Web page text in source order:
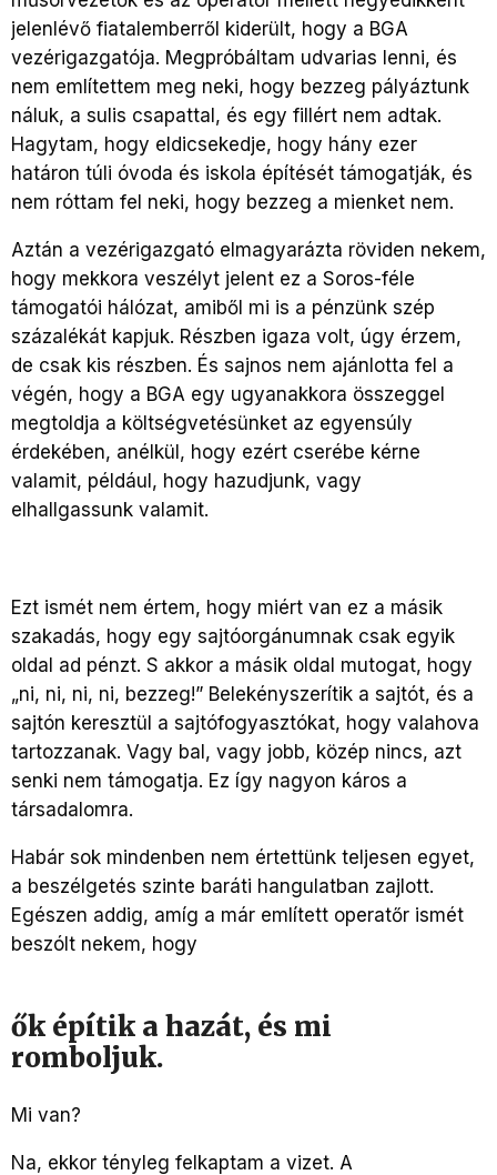
jelenlévő fiatalemberről kiderült, hogy a BGA
vezérigazgatója. Megpróbáltam udvarias lenni, és
nem említettem meg neki, hogy bezzeg pályáztunk
náluk, a sulis csapattal, és egy fillért nem adtak.
Hagytam, hogy eldicsekedje, hogy hány ezer
határon túli óvoda és iskola építését támogatják, és
nem róttam fel neki, hogy bezzeg a mienket nem.
Aztán a vezérigazgató elmagyarázta röviden nekem,
hogy mekkora veszélyt jelent ez a Soros-féle
támogatói hálózat, amiből mi is a pénzünk szép
százalékát kapjuk. Részben igaza volt, úgy érzem,
de csak kis részben. És sajnos nem ajánlotta fel a
végén, hogy a BGA egy ugyanakkora összeggel
megtoldja a költségvetésünket az egyensúly
érdekében, anélkül, hogy ezért cserébe kérne
valamit, például, hogy hazudjunk, vagy
elhallgassunk valamit.
Ezt ismét nem értem, hogy miért van ez a másik
szakadás, hogy egy sajtóorgánumnak csak egyik
oldal ad pénzt. S akkor a másik oldal mutogat, hogy
„ni, ni, ni, ni, bezzeg!” Belekényszerítik a sajtót, és a
sajtón keresztül a sajtófogyasztókat, hogy valahova
tartozzanak. Vagy bal, vagy jobb, közép nincs, azt
senki nem támogatja. Ez így nagyon káros a
társadalomra.
Habár sok mindenben nem értettünk teljesen egyet,
a beszélgetés szinte baráti hangulatban zajlott.
Egészen addig, amíg a már említett operatőr ismét
beszólt nekem, hogy
ők építik a hazát, és mi
romboljuk.
Mi van?
Na, ekkor tényleg felkaptam a vizet. A